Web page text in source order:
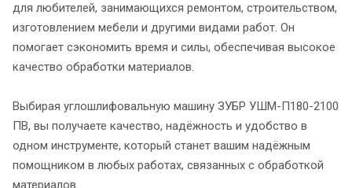
для любителей, занимающихся ремонтом, строительством,
изготовлением мебели и другими видами работ. Он
помогает сэкономить время и силы, обеспечивая высокое
качество обработки материалов.
Выбирая углошлифовальную машину ЗУБР УШМ-П180-2100
ПВ, вы получаете качество, надёжность и удобство в
одном инструменте, который станет вашим надёжным
помощником в любых работах, связанных с обработкой